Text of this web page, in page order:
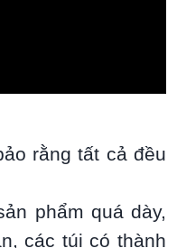
rằng tất cả đều
phẩm quá dày,
các túi có thành